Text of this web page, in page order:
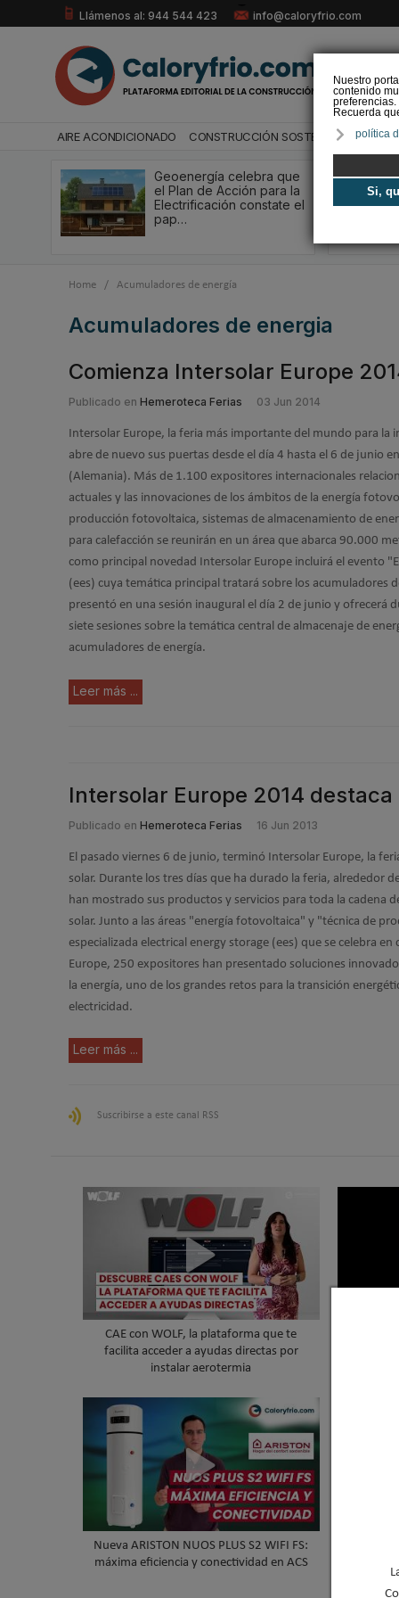
Nuestro
contenido
preferencias.
Recuerda
política
Si,
Llámenos al: 944 544 423 info@caloryfrio.com
AIRE ACONDICIONADO CONSTRUCCIÓN SOSTENIBLE
Geoenergía celebra que
el Plan de Acción para la
Electrificación constate el
pap…
Home / Acumuladores de energía
acumuladores de energia
Comienza Intersolar Europe
Publicado en Hemeroteca Ferias 03 Jun 2014
Intersolar Europe, la feria más importante del mundo para la
abre de nuevo sus puertas desde el día 4 hasta el 6 de junio
(Alemania). Más de 1.100 expositores internacionales
actuales y las innovaciones de los ámbitos de la energía
producción fotovoltaica, sistemas de almacenamiento de
para calefacción se reunirán en un área que abarca 90.000
como principal novedad Intersolar Europe incluirá el evento
(ees) cuya temática principal tratará sobre los acumuladores
presentó en una sesión inaugural el día 2 de junio y ofrecerá
siete sesiones sobre la temática central de almacenaje de
acumuladores de energía.
Leer más ...
Intersolar Europe 2014
Publicado en Hemeroteca Ferias 16 Jun 2013
El pasado viernes 6 de junio, terminó Intersolar Europe, la
solar. Durante los tres días que ha durado la feria, alrededor
han mostrado sus productos y servicios para toda la cadena
solar. Junto a las áreas "energía fotovoltaica" y "técnica de
especializada electrical energy storage (ees) que se celebra
Europe, 250 expositores han presentado soluciones
la energía, uno de los grandes retos para la transición
electricidad.
Leer más ...
Suscribirse a este canal RSS
CAE con WOLF, la plataforma que te
facilita acceder a ayudas directas por
instalar aerotermia
Nueva ARISTON NUOS PLUS S2 WIFI FS:
máxima eficiencia y conectividad en ACS